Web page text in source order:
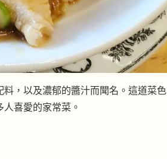
，以及濃郁的醬汁而聞名。這道菜色
喜愛的家常菜。